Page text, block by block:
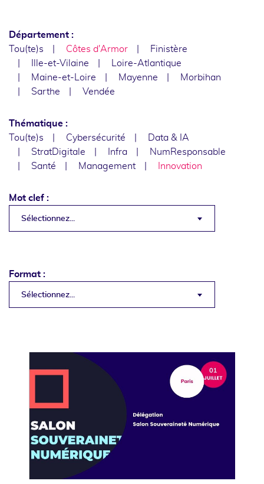
Département :
Tou(te)s
Côtes d'Armor
Finistère
Ille-et-Vilaine
Loire-Atlantique
Maine-et-Loire
Mayenne
Morbihan
Sarthe
Vendée
Thématique :
Tou(te)s
Cybersécurité
Data & IA
StratDigitale
Infra
NumResponsable
Santé
Management Innovation
Mot clef :
Sélectionnez...
Format :
Sélectionnez...